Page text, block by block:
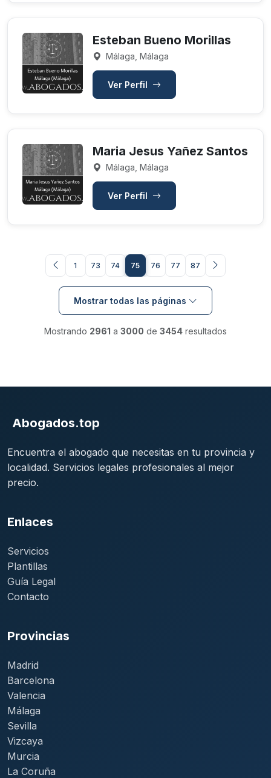
Esteban Bueno Morillas
Málaga, Málaga
Ver Perfil
Maria Jesus Yañez Santos
Málaga, Málaga
Ver Perfil
1 73 74 75 76 77 87
Mostrar todas las páginas
Mostrando 2961 a 3000 de 3454 resultados
Abogados.top
Encuentra el abogado que necesitas en tu provincia y
localidad. Servicios legales profesionales al mejor
precio.
Enlaces
Servicios
Plantillas
Guía Legal
Contacto
Provincias
Madrid
Barcelona
Valencia
Málaga
Sevilla
Vizcaya
Murcia
La Coruña